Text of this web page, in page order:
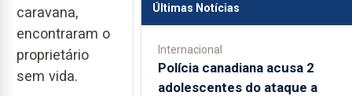
caravana,
encontraram o
proprietário
sem vida.
Últimas Notícias
Internacional
Polícia canadiana acusa 2
adolescentes do ataque a